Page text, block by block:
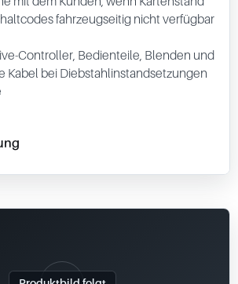
fahrzeugseitig nicht verfügbar
Controller, Bedienteile, Blenden und
Kabel bei Diebstahlinstandsetzungen